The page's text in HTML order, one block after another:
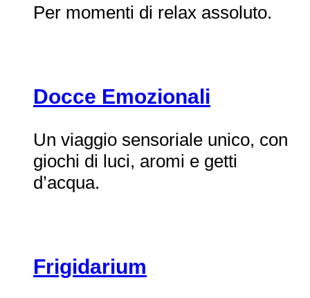
Per momenti di relax assoluto.
Docce Emozionali
Un viaggio sensoriale unico, con
giochi di luci, aromi e getti
d’acqua.
Frigidarium